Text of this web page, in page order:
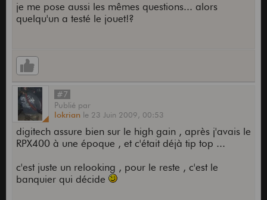
je me pose aussi les mêmes questions... alors
quelqu'un a testé le jouet!?
#7
Publié par
lokrian le 23 Juin 2009, 00:53
digitech assure bien sur le high gain , après j'avais le
RPX400 à une époque , et c'était déjà tip top ...
c'est juste un relooking , pour le reste , c'est le
banquier qui décide